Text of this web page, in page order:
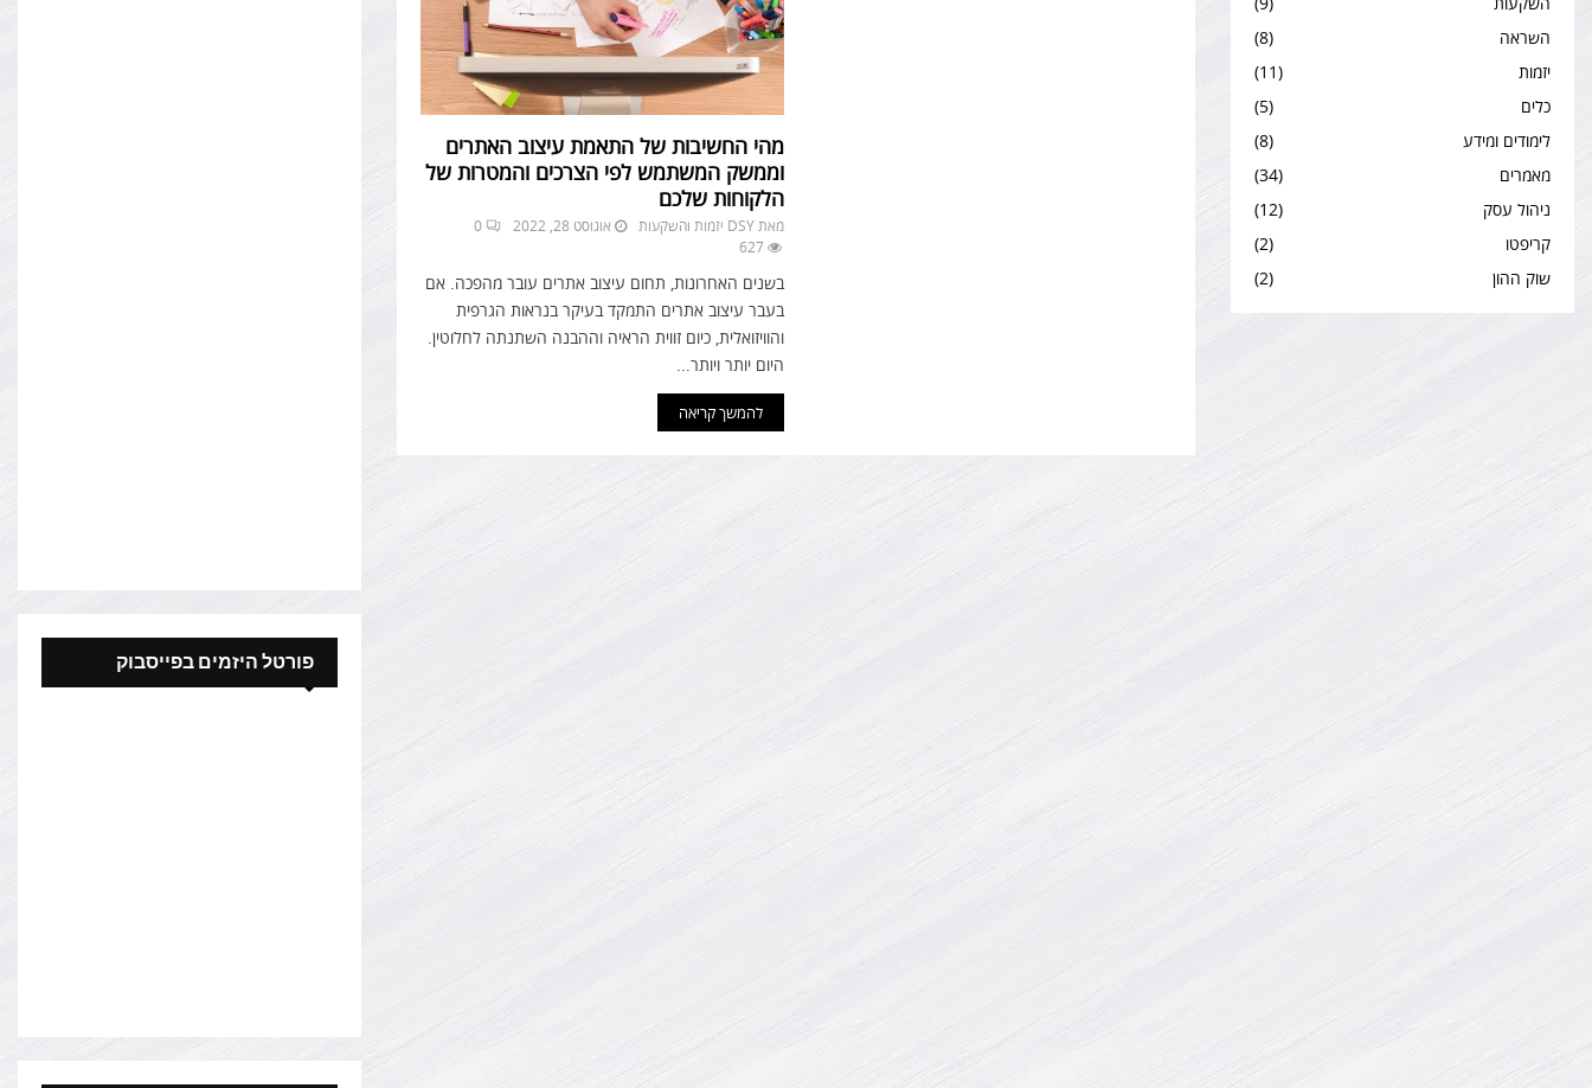
מהי החשיבות של התאמת עיצוב האתרים
וממשק המשתמש לפי הצרכים והמטרות של
הלקוחות שלכם
מאתDSY יזמות והשקעות אוגוסט 28, 2022
0
627
בשנים האחרונות, תחום עיצוב אתרים עובר מהפכה. אם
בעבר עיצוב אתרים התמקד בעיקר בנראות הגרפית
והוויזואלית, כיום זווית הראיה וההבנה השתנתה לחלוטין.
היום יותר ויותר...
להמשך קריאה
השראה
(8)
יזמות
(11)
כלים
(5)
לימודים ומידע
(8)
מאמרים
(34)
ניהול עסק
(12)
קריפטו
(2)
שוק ההון
(2)
פורטל היזמים בפייסבוק